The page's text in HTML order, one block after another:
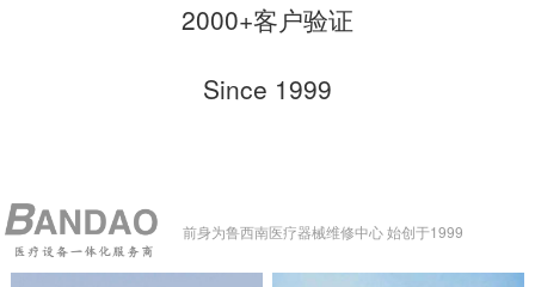
2000+客户验证
Since 1999
前身为鲁西南医疗器械维修中心 始创于1999